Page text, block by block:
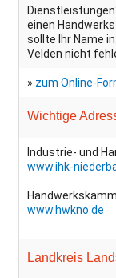
einen
sollte Ihr Name
Velden nicht
» zum Online-
Wichtige
Industrie- und
www.ihk-
www.hwkno.de
Landkreis